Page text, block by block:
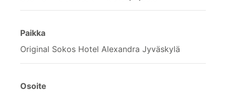
Paikka
Original Sokos Hotel Alexandra Jyväskylä
Osoite